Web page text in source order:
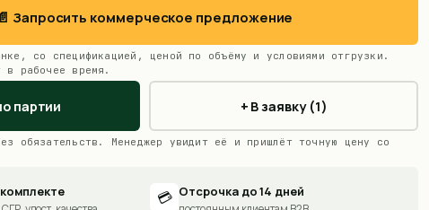
📄 Запросить коммерческое предложение
со спецификацией, ценой по объёму и условиями отгрузки.
в рабочее время.
партии + В заявку (1)
обязательств. Менеджер увидит её и пришлёт точную цену со
💳 Отсрочка до 14 дней